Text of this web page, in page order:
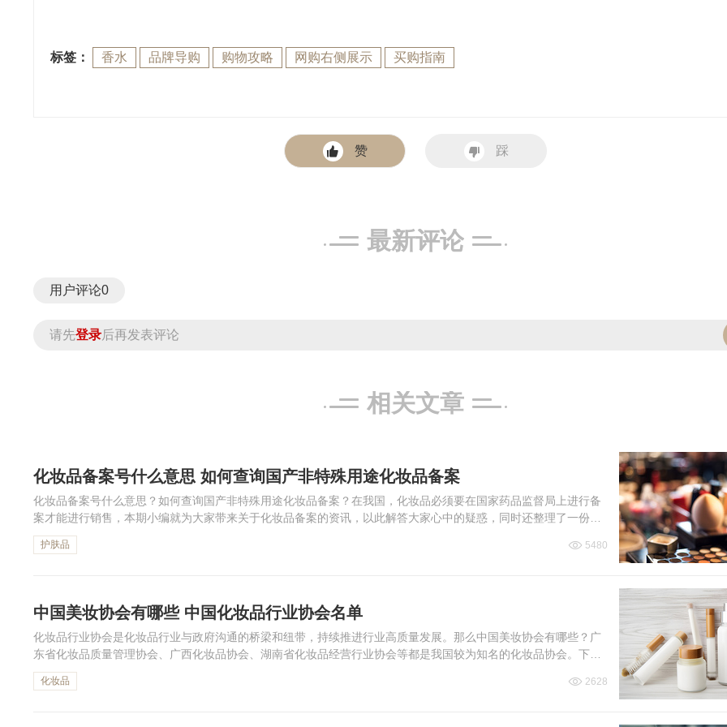
标签： 香水 品牌导购 购物攻略 网购右侧展示 买购指南
赞 踩
最新评论
用户评论0
请先登录后再发表评论
相关文章
化妆品备案号什么意思 如何查询国产非特殊用途化妆品备案
化妆品备案号什么意思？如何查询国产非特殊用途化妆品备案？在我国，化妆品必须要在国家药品监督局上进行备
案才能进行销售，本期小编就为大家带来关于化妆品备案的资讯，以此解答大家心中的疑惑，同时还整理了一份国
家化妆品检查员名单，下面一起来看。
护肤品 5480
中国美妆协会有哪些 中国化妆品行业协会名单
化妆品行业协会是化妆品行业与政府沟通的桥梁和纽带，持续推进行业高质量发展。那么中国美妆协会有哪些？广
东省化妆品质量管理协会、广西化妆品协会、湖南省化妆品经营行业协会等都是我国较为知名的化妆品协会。下面
跟着小编一起来看中国化妆品行业协会名单吧。
化妆品 2628